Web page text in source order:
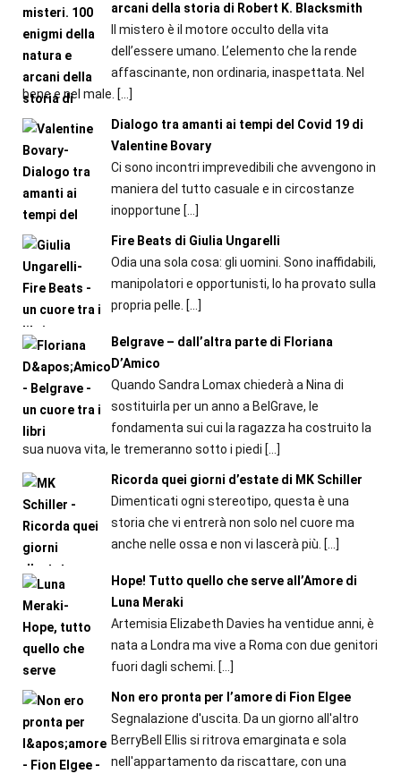
arcani della storia di Robert K. Blacksmith
Il mistero è il motore occulto della vita
dell’essere umano. L’elemento che la rende
affascinante, non ordinaria, inaspettata. Nel
bene e nel male. […]
Dialogo tra amanti ai tempi del Covid 19 di
Valentine Bovary
Ci sono incontri imprevedibili che avvengono in
maniera del tutto casuale e in circostanze
inopportune […]
Fire Beats di Giulia Ungarelli
Odia una sola cosa: gli uomini. Sono inaffidabili,
manipolatori e opportunisti, lo ha provato sulla
propria pelle. […]
Belgrave – dall’altra parte di Floriana
D’Amico
Quando Sandra Lomax chiederà a Nina di
sostituirla per un anno a BelGrave, le
fondamenta sui cui la ragazza ha costruito la
sua nuova vita, le tremeranno sotto i piedi […]
Ricorda quei giorni d’estate di MK Schiller
Dimenticati ogni stereotipo, questa è una
storia che vi entrerà non solo nel cuore ma
anche nelle ossa e non vi lascerà più. […]
Hope! Tutto quello che serve all’Amore di
Luna Meraki
Artemisia Elizabeth Davies ha ventidue anni, è
nata a Londra ma vive a Roma con due genitori
fuori dagli schemi. […]
Non ero pronta per l’amore di Fion Elgee
Segnalazione d'uscita. Da un giorno all'altro
BerryBell Ellis si ritrova emarginata e sola
nell'appartamento da riscattare, con una